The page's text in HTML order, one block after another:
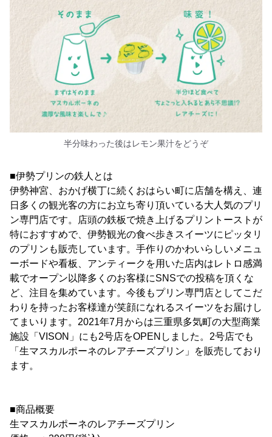
半分味わった後はレモン果汁をどうぞ
■伊勢プリンの鉄人とは
伊勢神宮、おかげ横丁に続くおはらい町に店舗を構え、連
日多くの観光客の方にお立ち寄り頂いている大人気のプリ
ン専門店です。店頭の鉄板で焼き上げるプリントーストが
特におすすめで、伊勢観光の食べ歩きスイーツにピッタリ
のプリンも販売しています。手作りのかわいらしいメニュ
ーボードや看板、アンティークを用いた店内はレトロ感満
載でオープン以降多くのお客様にSNSでの投稿を頂くな
ど、注目を集めています。今後もプリン専門店としてこだ
わりを持ったお客様達が笑顔になれるスイーツをお届けし
てまいります。2021年7月からは三重県多気町の大型商業
施設「VISON」にも2号店をOPENしました。2号店でも
「生マスカルポーネのレアチーズプリン」を販売しており
ます。
■商品概要
生マスカルポーネのレアチーズプリン